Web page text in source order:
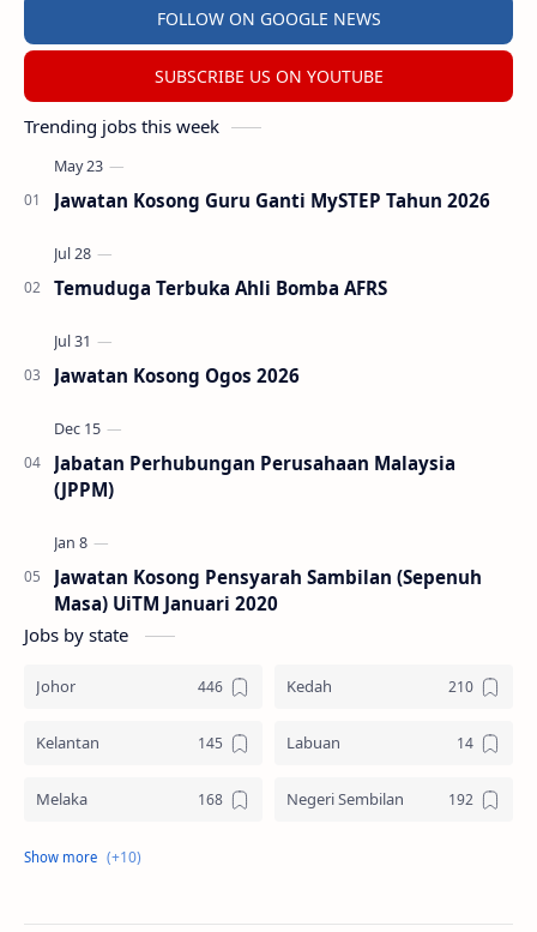
FOLLOW ON GOOGLE NEWS
SUBSCRIBE US ON YOUTUBE
Trending jobs this week
Jawatan Kosong Guru Ganti MySTEP Tahun 2026
Temuduga Terbuka Ahli Bomba AFRS
Jawatan Kosong Ogos 2026
Jabatan Perhubungan Perusahaan Malaysia
(JPPM)
Jawatan Kosong Pensyarah Sambilan (Sepenuh
Masa) UiTM Januari 2020
Jobs by state
Johor Kedah
Kelantan Labuan
Melaka Negeri Sembilan
Pahang